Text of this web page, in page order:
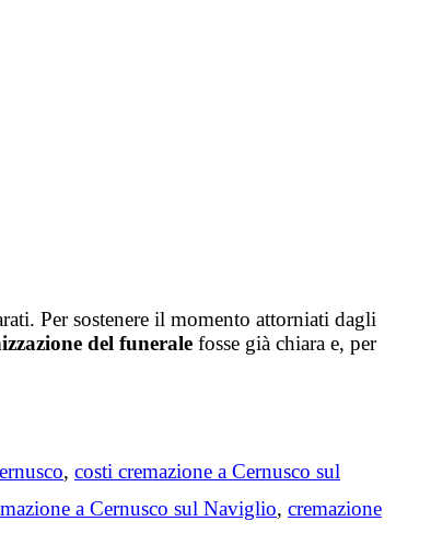
Per sostenere il momento attorniati dagli
del funerale fosse già chiara e, per
, costi cremazione a Cernusco sul
a Cernusco sul Naviglio, cremazione